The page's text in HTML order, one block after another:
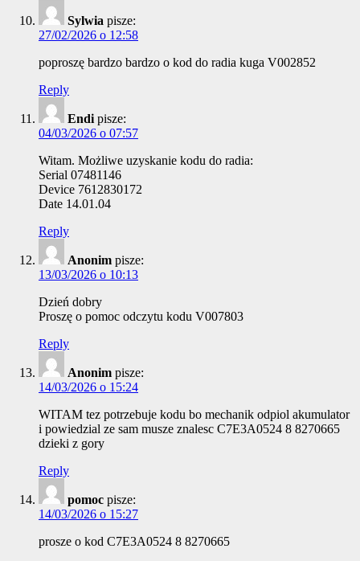
Sylwia pisze:
27/02/2026 o 12:58
poproszę bardzo bardzo o kod do radia kuga V002852
Reply
Endi pisze:
04/03/2026 o 07:57
Witam. Możliwe uzyskanie kodu do radia:
Serial 07481146
Device 7612830172
Date 14.01.04
Reply
Anonim pisze:
13/03/2026 o 10:13
Dzień dobry
Proszę o pomoc odczytu kodu V007803
Reply
Anonim pisze:
14/03/2026 o 15:24
WITAM tez potrzebuje kodu bo mechanik odpiol akumulator
i powiedzial ze sam musze znalesc C7E3A0524 8 8270665
dzieki z gory
Reply
pomoc pisze:
14/03/2026 o 15:27
prosze o kod C7E3A0524 8 8270665